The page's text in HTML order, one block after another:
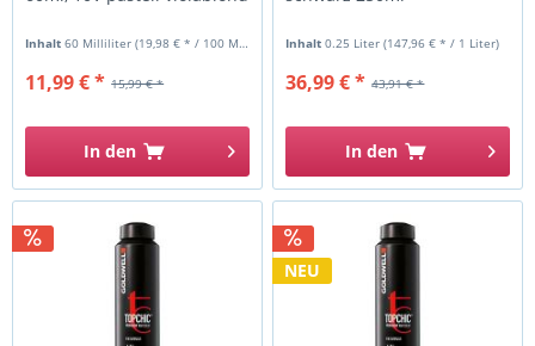
Inhalt60 Milliliter(19,98 € * / 100 Milliliter)
15,99 € *
11,99 € *
In den
Inhalt0.25 Liter(147,96 € * / 1 Liter)
43,91 € *
36,99 € *
In den
NEU